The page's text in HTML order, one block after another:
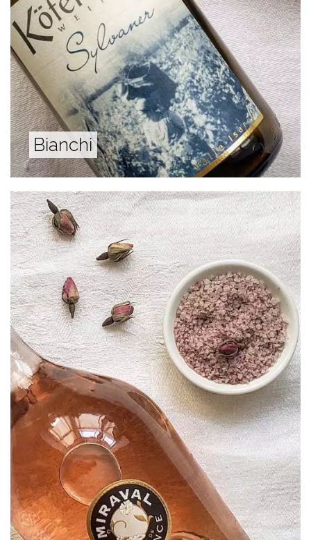
Bianchi